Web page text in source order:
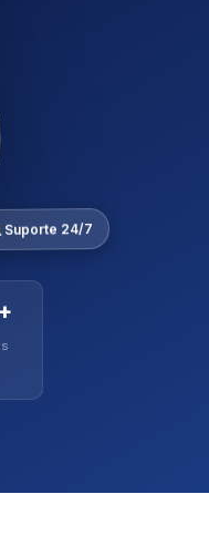
Suporte 24/7